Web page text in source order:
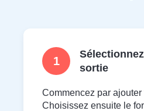
1
sortie
Commencez par ajouter
Choisissez ensuite le